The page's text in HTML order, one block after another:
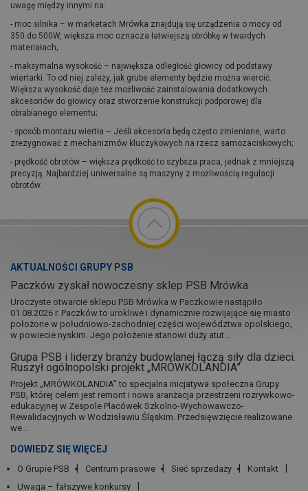
uwagę między innymi na:
- moc silnika – w marketach Mrówka znajdują się urządzenia o mocy od
350 do 500W, większa moc oznacza łatwiejszą obróbkę w twardych
materiałach;
- maksymalna wysokość – największa odległość głowicy od podstawy
wiertarki. To od niej zależy, jak grube elementy będzie można wiercić.
Większa wysokość daje też możliwość zainstalowania dodatkowych
akcesoriów do głowicy oraz stworzenie konstrukcji podporowej dla
obrabianego elementu;
- sposób montażu wiertła – Jeśli akcesoria będą często zmieniane, warto
zrezygnować z mechanizmów kluczykowych na rzecz samozaciskowych;
- prędkość obrotów – większa prędkość to szybsza praca, jednak z mniejszą
precyzją. Najbardziej uniwersalne są maszyny z możliwością regulacji
obrotów.
AKTUALNOŚCI GRUPY PSB
Paczków zyskał nowoczesny sklep PSB Mrówka
Uroczyste otwarcie sklepu PSB Mrówka w Paczkowie nastąpiło
01.08.2026 r. Paczków to urokliwe i dynamicznie rozwijające się miasto
położone w południowo-zachodniej części województwa opolskiego,
w powiecie nyskim. Jego położenie stanowi duży atut...
Grupa PSB i liderzy branży budowlanej łączą siły dla dzieci.
Ruszył ogólnopolski projekt „MRÓWKOLANDIA”
Projekt „MRÓWKOLANDIA” to specjalna inicjatywa społeczna Grupy
PSB, której celem jest remont i nowa aranżacja przestrzeni rozrywkowo-
edukacyjnej w Zespole Placówek Szkolno-Wychowawczo-
Rewalidacyjnych w Wodzisławiu Śląskim. Przedsięwzięcie realizowane
we...
DOWIEDZ SIĘ WIĘCEJ
O Grupie PSB Centrum prasowe Sieć sprzedaży
Kontakt
Uwaga – fałszywe konkursy